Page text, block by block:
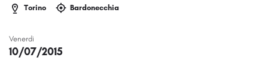
Torino Bardonecchia
Venerdi
10/07/2015